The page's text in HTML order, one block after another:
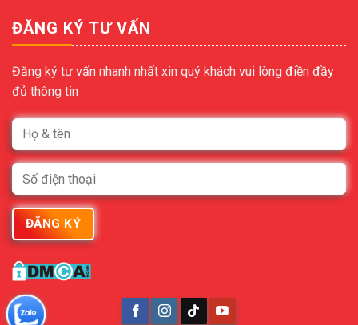
ĐĂNG KÝ TƯ VẤN
Đăng ký tư vấn nhanh nhất xin quý khách vui lòng điền đầy
đủ thông tin